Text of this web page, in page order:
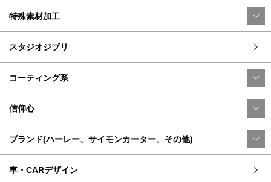
特殊素材加工
スタジオジブリ
コーティング系
信仰心
ブランド(ハーレー、サイモンカーター、その他)
車・CARデザイン